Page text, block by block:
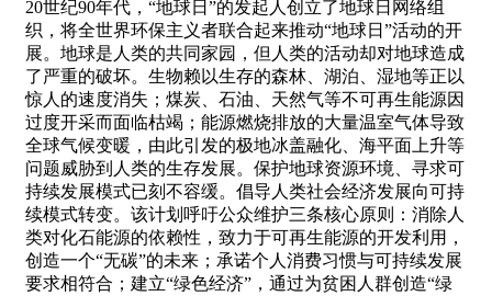
20世纪90年代，“地球日”的发起人创立了地球日网络组
织，将全世界环保主义者联合起来推动“地球日”活动的开
展。地球是人类的共同家园，但人类的活动却对地球造成
了严重的破坏。生物赖以生存的森林、湖泊、湿地等正以
惊人的速度消失；煤炭、石油、天然气等不可再生能源因
过度开采而面临枯竭；能源燃烧排放的大量温室气体导致
全球气候变暖，由此引发的极地冰盖融化、海平面上升等
问题威胁到人类的生存发展。保护地球资源环境、寻求可
持续发展模式已刻不容缓。倡导人类社会经济发展向可持
续模式转变。该计划呼吁公众维护三条核心原则：消除人
类对化石能源的依赖性，致力于可再生能源的开发利用，
创造一个“无碳”的未来；承诺个人消费习惯与可持续发展
要求相符合；建立“绿色经济”，通过为贫困人群创造“绿